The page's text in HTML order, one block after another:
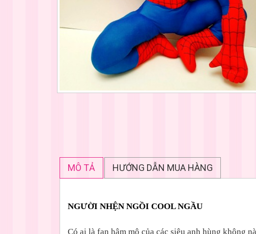
MÔ TẢ HƯỚNG DẪN MUA HÀNG
NGƯỜI NHỆN NGỒI COOL NGẦU
Có ai là fan hâm mộ của các siêu anh hùng không